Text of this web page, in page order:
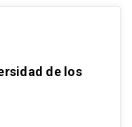
de los